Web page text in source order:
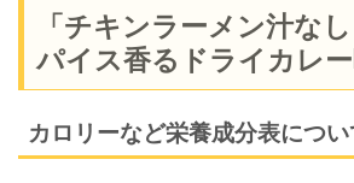
「チキンラーメン汁な
パイス香るドライカレ
カロリーなど栄養成分表につい